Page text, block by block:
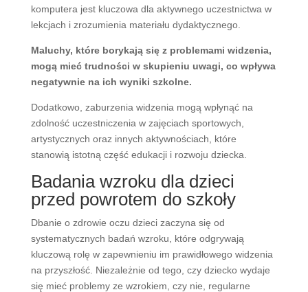
komputera jest kluczowa dla aktywnego uczestnictwa w
lekcjach i zrozumienia materiału dydaktycznego.
Maluchy, które borykają się z problemami widzenia,
mogą mieć trudności w skupieniu uwagi, co wpływa
negatywnie na ich wyniki szkolne.
Dodatkowo, zaburzenia widzenia mogą wpłynąć na
zdolność uczestniczenia w zajęciach sportowych,
artystycznych oraz innych aktywnościach, które
stanowią istotną część edukacji i rozwoju dziecka.
Badania wzroku dla dzieci
przed powrotem do szkoły
Dbanie o zdrowie oczu dzieci zaczyna się od
systematycznych badań wzroku, które odgrywają
kluczową rolę w zapewnieniu im prawidłowego widzenia
na przyszłość. Niezależnie od tego, czy dziecko wydaje
się mieć problemy ze wzrokiem, czy nie, regularne